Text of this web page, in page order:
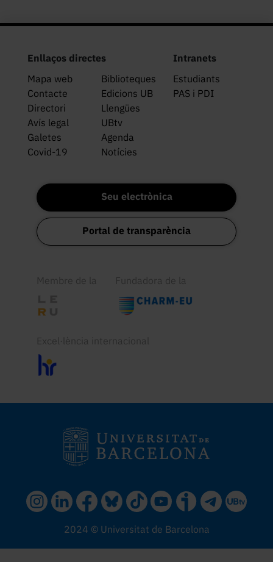
Enllaços directes
Mapa web
Biblioteques
Contacte
Edicions UB
Directori
Llengües
Avís legal
UBtv
Galetes
Agenda
Covid-19
Notícies
Intranets
Estudiants
PAS i PDI
Seu electrònica
Portal de transparència
Membre de la Fundadora de la
Excel·lència internacional
2024 © Universitat de Barcelona